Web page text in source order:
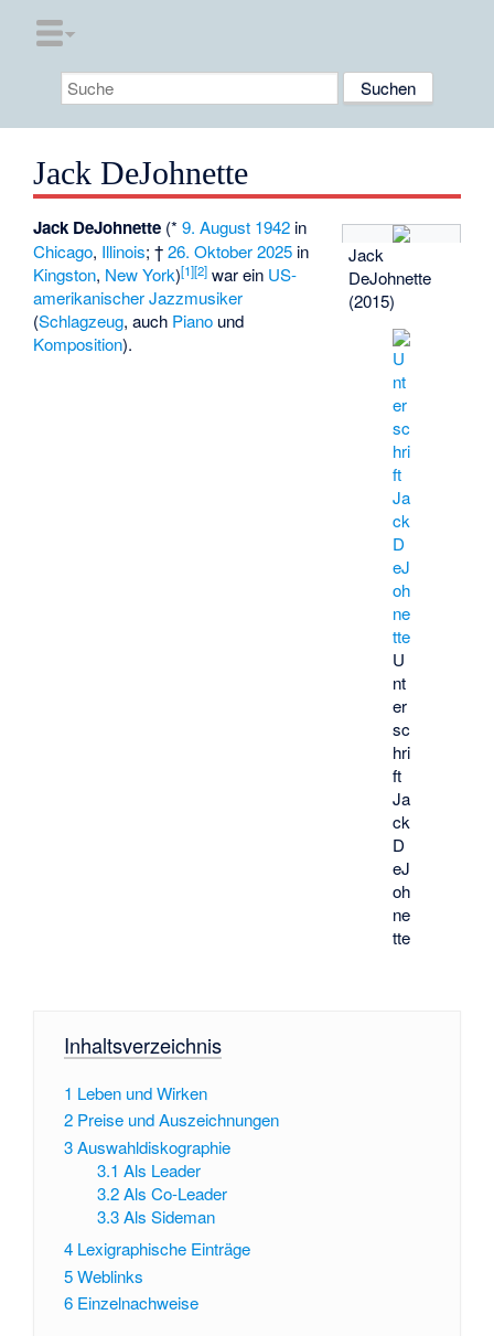
Jack DeJohnette
Jack
DeJohnette
(2015)
U
nt
er
sc
hri
ft
Ja
ck
D
eJ
oh
ne
tte
Jack DeJohnette (*9. August 1942 in
Chicago, Illinois; †26. Oktober 2025 in
Kingston, New York)[1][2] war ein US-
amerikanischer Jazzmusiker
(Schlagzeug, auch Piano und
Komposition).
Inhaltsverzeichnis
1 Leben und Wirken
2 Preise und Auszeichnungen
3Auswahldiskographie
3.1 Als Leader
3.2 Als Co-Leader
3.3 Als Sideman
4 Lexigraphische Einträge
5Weblinks
6 Einzelnachweise